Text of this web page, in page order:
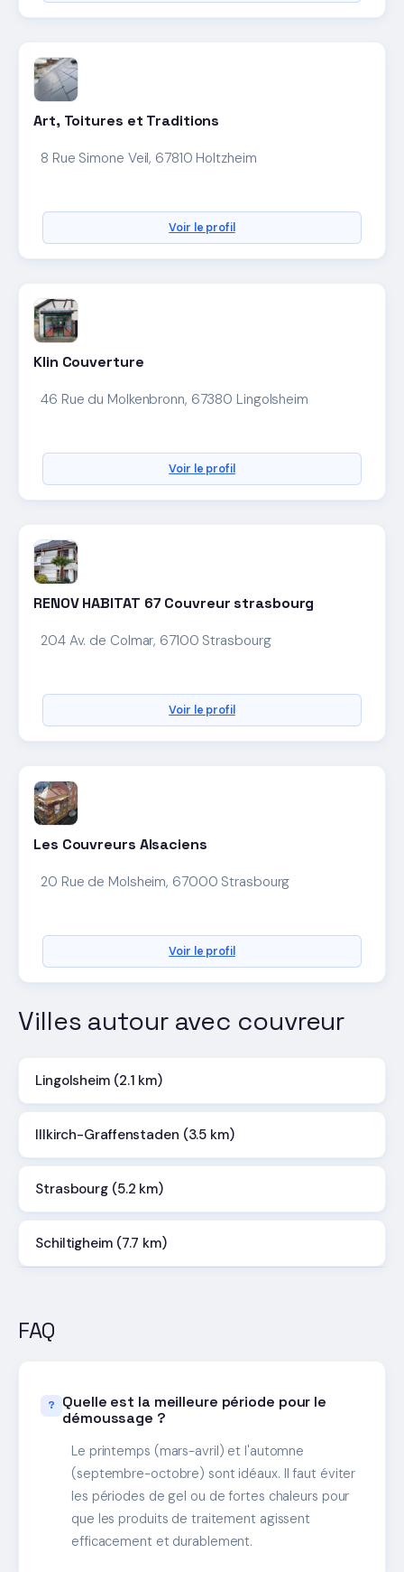
Art, Toitures et Traditions
8 Rue Simone Veil, 67810 Holtzheim
Voir le profil
Klin Couverture
46 Rue du Molkenbronn, 67380 Lingolsheim
Voir le profil
RENOV HABITAT 67 Couvreur strasbourg
204 Av. de Colmar, 67100 Strasbourg
Voir le profil
Les Couvreurs Alsaciens
20 Rue de Molsheim, 67000 Strasbourg
Voir le profil
Villes autour avec couvreur
Lingolsheim (2.1 km)
Illkirch-Graffenstaden (3.5 km)
Strasbourg (5.2 km)
Schiltigheim (7.7 km)
FAQ
Quelle est la meilleure période pour le
démoussage ?
Le printemps (mars-avril) et l'automne
(septembre-octobre) sont idéaux. Il faut éviter
les périodes de gel ou de fortes chaleurs pour
que les produits de traitement agissent
efficacement et durablement.